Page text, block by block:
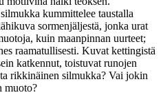
kummittelee taustalla
sormenjäljestä, jonka urat
kuin maanpinnan uurteet;
raamatullisesti. Kuvat kettingistä
katkennut, toistuvat runojen
rikkinäinen silmukka? Vai jokin
muoto?